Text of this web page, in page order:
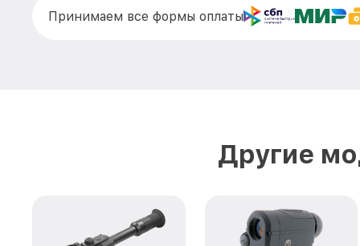
Принимаем все формы оплаты
Другие